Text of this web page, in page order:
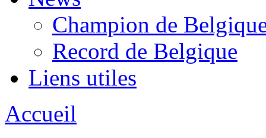
Champion de
Record de Belgique
Liens utiles
Accueil